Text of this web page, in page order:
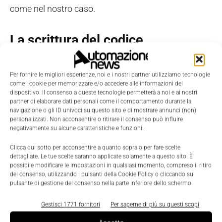
Per fornire le migliori esperienze, noi e i nostri partner utilizziamo tecnologie
come i cookie per memorizzare e/o accedere alle informazioni del
dispositivo. Il consenso a queste tecnologie permetterà a noi e ai nostri
partner di elaborare dati personali come il comportamento durante la
navigazione o gli ID univoci su questo sito e di mostrare annunci (non)
personalizzati. Non acconsentire o ritirare il consenso può influire
negativamente su alcune caratteristiche e funzioni.
Clicca qui sotto per acconsentire a quanto sopra o per fare scelte
dettagliate. Le tue scelte saranno applicate solamente a questo sito. È
possibile modificare le impostazioni in qualsiasi momento, compreso il ritiro
del consenso, utilizzando i pulsanti della Cookie Policy o cliccando sul
pulsante di gestione del consenso nella parte inferiore dello schermo.
Gestisci 1771 fornitori Per saperne di più su questi scopi
come nel nostro caso.
La scrittura del codice
Nello scrivere il codice, per prima cosa
dobbiamo
importare alcuni moduli,poi definiremo il pin per il
buzzer. Passiamo quindi a definire le funzioni Tone,
noTone e Delay: sono funzioni di Arduino che
semplificano la riproduzione di note musicali, e
Dobbiamo quindi definireun dizionario contenente
le note musicali sotto forma di frequenze.Una
per leggere la sequenza MIDI e riprodurla in uscita